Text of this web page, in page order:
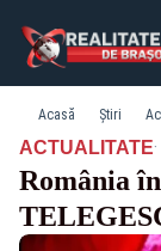
Acasă Știri
ACTUALITATE·
România